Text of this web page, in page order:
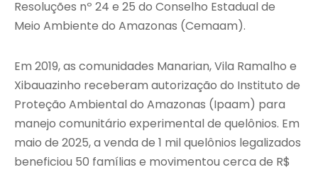
Resoluções nº 24 e 25 do Conselho Estadual de
Meio Ambiente do Amazonas (Cemaam).
Em 2019, as comunidades Manarian, Vila Ramalho e
Xibauazinho receberam autorização do Instituto de
Proteção Ambiental do Amazonas (Ipaam) para
manejo comunitário experimental de quelônios. Em
maio de 2025, a venda de 1 mil quelônios legalizados
beneficiou 50 famílias e movimentou cerca de R$